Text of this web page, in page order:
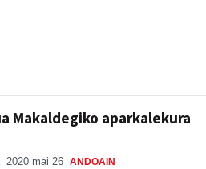
Makaldegiko aparkalekura
2020 mai 26 ANDOAIN